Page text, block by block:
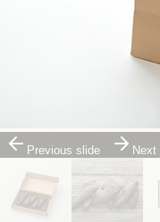
Previous slide Next